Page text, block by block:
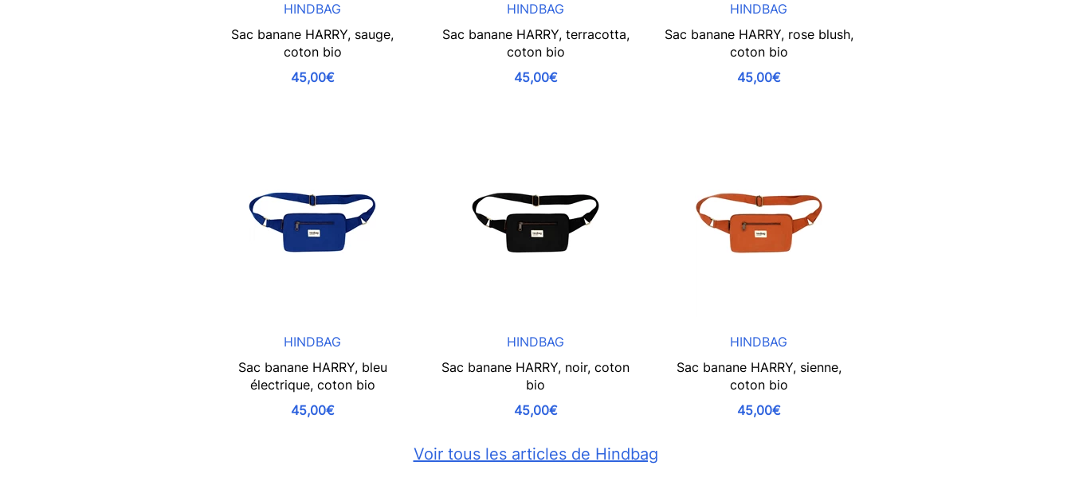
HINDBAG
Sac banane HARRY, sauge,
coton bio
45,00€
HINDBAG
Sac banane HARRY, terracotta,
coton bio
45,00€
HINDBAG
Sac banane HARRY, rose blush,
coton bio
45,00€
HINDBAG
Sac banane HARRY, bleu
électrique, coton bio
45,00€
HINDBAG
Sac banane HARRY, noir, coton
bio
45,00€
HINDBAG
Sac banane HARRY, sienne,
coton bio
45,00€
Voir tous les articles de Hindbag